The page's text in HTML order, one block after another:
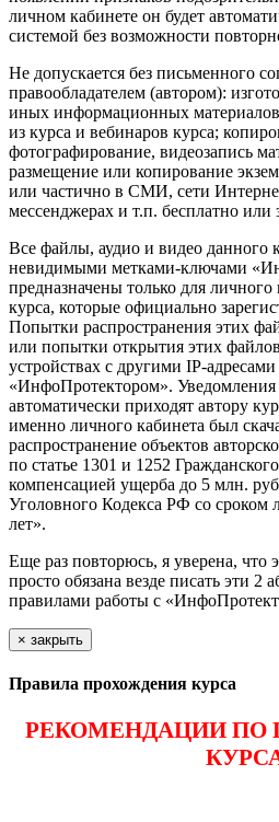
личном кабинете он будет
системой без возможности
Не допускается без письменного
правообладателем (автором):
иных информационных
из курса и вебинаров курса;
фотографирование, видеозапись
размещение или копирование
или частично в СМИ, сети
мессенджерах и т.п. бесплатно или
Все файлы, аудио и видео данного
невидимыми метками-ключами
предназначены только для
курса, которые официально
Попытки распространения этих
или попытки открытия этих
устройствах с другими IP-
«ИнфоПротектором».
автоматически приходят автору
именно личного кабинета был
распространение объектов
по статье 1301 и 1252
компенсацией ущерба до 5 млн.
Уголовного Кодекса РФ со сроком
лет».
Еще раз повторюсь, я уверена, что
просто обязана везде писать эти 2
правилами работы с
× закрыть
Правила прохождения курса
РЕКОМЕНДАЦИИ